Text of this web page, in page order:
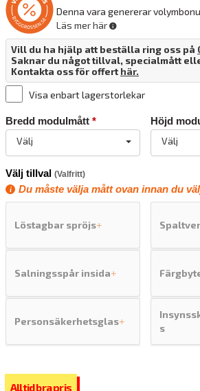
Denna vara genererar
Läs mer här
Vill du ha hjälp att beställa ring oss på
Saknar du något tillval, specialmått
Kontakta oss för offert här.
Visa enbart lagerstorlekar
Bredd modulmått *
Välj
Höjd
Välj
Välj tillval (Valfritt)
Du måste välja mått ovan innan du
Löstagbar spröjs+
Salningsspår insida+
Personsäkerhetsglas+
s